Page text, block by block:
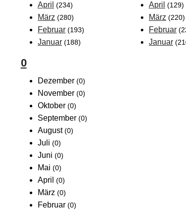
April (234)
März (280)
Februar (193)
Januar (188)
April (129)
März (220)
Februar
Januar
0
Dezember(0)
November(0)
Oktober(0)
September(0)
August(0)
Juli(0)
Juni(0)
Mai(0)
April(0)
März(0)
Februar(0)